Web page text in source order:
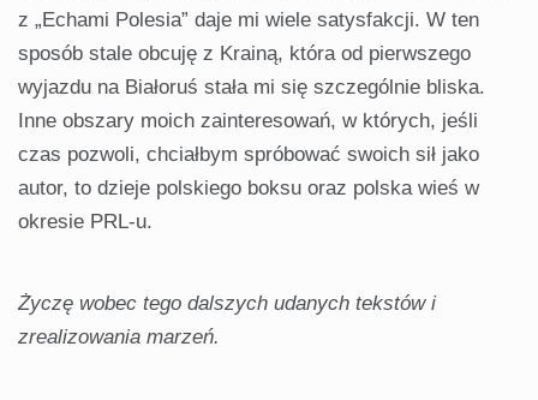
z „Echami Polesia” daje mi wiele satysfakcji. W ten
sposób stale obcuję z Krainą, która od pierwszego
wyjazdu na Białoruś stała mi się szczególnie bliska.
Inne obszary moich zainteresowań, w których, jeśli
czas pozwoli, chciałbym spróbować swoich sił jako
autor, to dzieje polskiego boksu oraz polska wieś w
okresie PRL-u.
Życzę wobec tego dalszych udanych tekstów i
zrealizowania marzeń.